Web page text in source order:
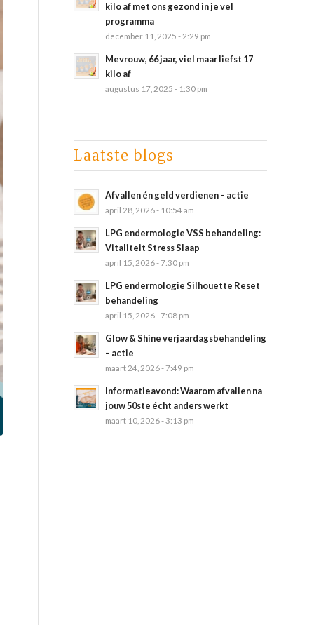
kilo af met ons gezond in je vel
programma
december 11, 2025 - 2:29 pm
Mevrouw, 66 jaar, viel maar liefst 17
kilo af
augustus 17, 2025 - 1:30 pm
Laatste blogs
Afvallen én geld verdienen – actie
april 28, 2026 - 10:54 am
LPG endermologie VSS behandeling:
Vitaliteit Stress Slaap
april 15, 2026 - 7:30 pm
LPG endermologie Silhouette Reset
behandeling
april 15, 2026 - 7:08 pm
Glow & Shine verjaardagsbehandeling
– actie
maart 24, 2026 - 7:49 pm
Informatieavond: Waarom afvallen na
jouw 50ste écht anders werkt
maart 10, 2026 - 3:13 pm